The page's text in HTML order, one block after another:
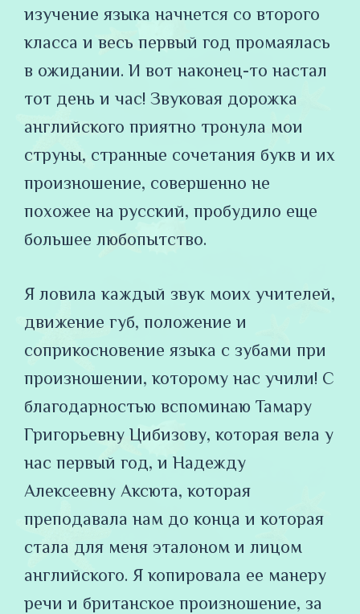
изучение языка начнется со второго
класса и весь первый год промаялась
в ожидании. И вот наконец-то настал
тот день и час! Звуковая дорожка
английского приятно тронула мои
струны, странные сочетания букв и их
произношение, совершенно не
похожее на русский, пробудило еще
большее любопытство.
Я ловила каждый звук моих учителей,
движение губ, положение и
соприкосновение языка с зубами при
произношении, которому нас учили! С
благодарностью вспоминаю Тамару
Григорьевну Цибизову, которая вела у
нас первый год, и Надежду
Алексеевну Аксюта, которая
преподавала нам до конца и которая
стала для меня эталоном и лицом
английского. Я копировала ее манеру
речи и британское произношение, за